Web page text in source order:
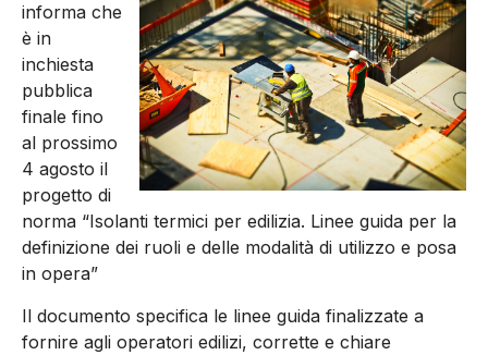
informa che
è in
inchiesta
pubblica
finale fino
al prossimo
4 agosto il
progetto di
norma “Isolanti termici per edilizia. Linee guida per la
definizione dei ruoli e delle modalità di utilizzo e posa
in opera”
Il documento specifica le linee guida finalizzate a
fornire agli operatori edilizi, corrette e chiare